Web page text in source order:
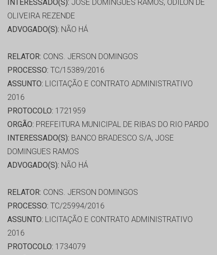
INTERESSADO(S): JOSE DOMINGUES RAMOS, ODILON DE
OLIVEIRA REZENDE
ADVOGADO(S): NÃO HÁ
RELATOR: CONS. JERSON DOMINGOS
PROCESSO: TC/15389/2016
ASSUNTO: LICITAÇÃO E CONTRATO ADMINISTRATIVO
2016
PROTOCOLO: 1721959
ORGÃO: PREFEITURA MUNICIPAL DE RIBAS DO RIO PARDO
INTERESSADO(S): BANCO BRADESCO S/A, JOSE
DOMINGUES RAMOS
ADVOGADO(S): NÃO HÁ
RELATOR: CONS. JERSON DOMINGOS
PROCESSO: TC/25994/2016
ASSUNTO: LICITAÇÃO E CONTRATO ADMINISTRATIVO
2016
PROTOCOLO: 1734079